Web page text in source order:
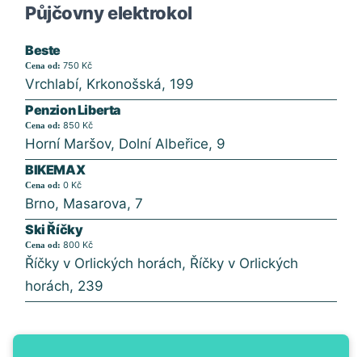
Půjčovny elektrokol
Beste
Cena od: 750 Kč
Vrchlabí, Krkonošská, 199
Penzion Liberta
Cena od: 850 Kč
Horní Maršov, Dolní Albeřice, 9
BIKEMAX
Cena od: 0 Kč
Brno, Masarova, 7
Ski Říčky
Cena od: 800 Kč
Říčky v Orlických horách, Říčky v Orlických
horách, 239